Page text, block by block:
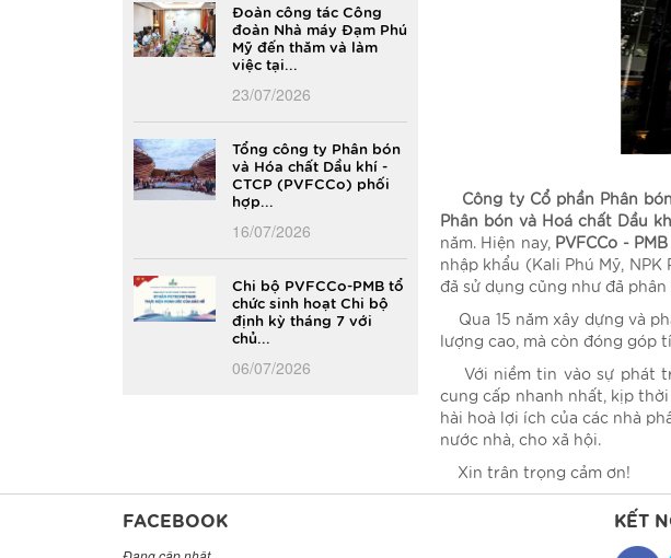
Đoàn công tác Công
đoàn Nhà máy Đạm Phú
Mỹ đến thăm và làm
việc tại...
23/07/2026
Tổng công ty Phân bón
và Hóa chất Dầu khí -
CTCP (PVFCCo) phối
hợp...
16/07/2026
Chi bộ PVFCCo-PMB tổ
chức sinh hoạt Chi bộ
định kỳ tháng 7 với
chủ...
06/07/2026
Công ty Cổ phần Phân
Phân bón và Hoá chất Dầu
năm. Hiện nay, PVFCCo - PMB
nhập khẩu (Kali Phú Mỹ,
đã sử dụng cũng như đã
Qua 15 năm xây dựng và
lượng cao, mà còn đóng góp
Với niềm tin vào sự phát
cung cấp nhanh nhất, kịp
hài hoà lợi ích của các nhà
nước nhà, cho xã hội.
Xin trân trọng cảm ơn!
FACEBOOK KẾT